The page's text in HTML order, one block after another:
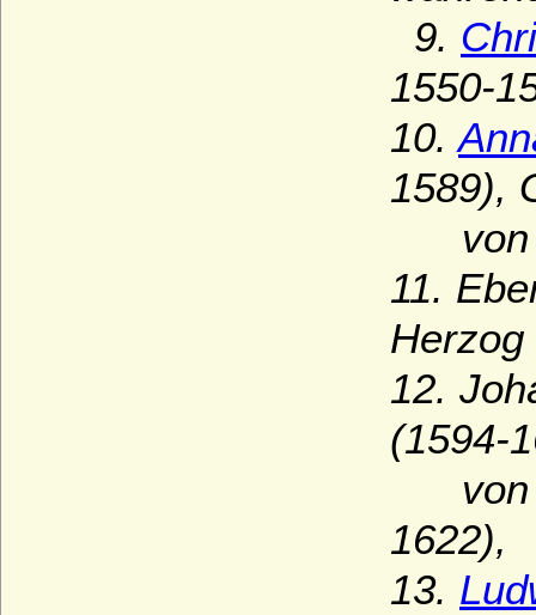
9.
1550-
10.
1589),
von
11.
12.
(1594-
von
1622),
13.